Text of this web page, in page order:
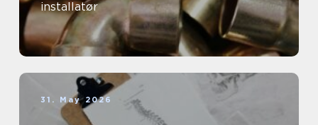
installatør
31. May 2026